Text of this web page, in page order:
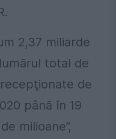
2,37 miliarde
total de
de
până în 19
milioane”,